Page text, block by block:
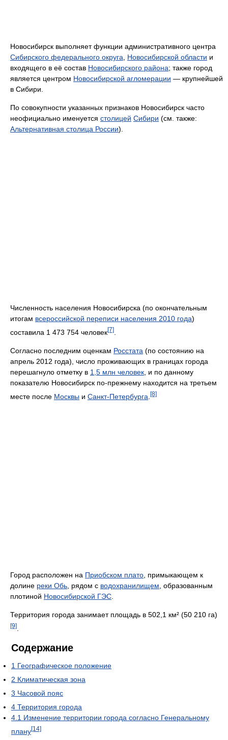
Новосибирск выполняет функции административного центра
Сибирского федерального округа
Новосибирской области и
входящего в её состав Новосибирского района; также город
является центром Новосибирской агломерации — крупнейшей
в Сибири.
По совокупности указанных признаков Новосибирск часто
неофициально именуется столицей Сибири (см. также:
Альтернативная столица России).
Численность населения Новосибирска (по окончательным
итогам всероссийской переписи населения 2010 года)
составила 1 473 754 человек[7]
Согласно последним оценкам Росстата (по состоянию на
апрель 2012 года), число проживающих в границах города
перешагнуло отметку в 1,5 млн человек , и по данному
показателю Новосибирск по-прежнему находится на третьем
месте после Москвы и Санкт-Петербурга [8]
Город расположен на Приобском плато, примыкающем к
долине реки Обь, рядом с водохранилищем, образованным
плотиной Новосибирской ГЭС.
Территория города занимает площадь в 502,1 км² (50 210 га)
[9]
Содержание
1 Географическое положение
2 Климатическая зона
3 Часовой пояс
4 Территория города
4.1 Изменение территории города согласно Генеральному
плану[14]